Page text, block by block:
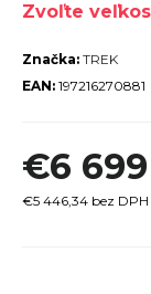
Zvoľte
Značka: TREK
EAN: 197216270881
€6 699
€5 446,34 bez DPH
r
č
e